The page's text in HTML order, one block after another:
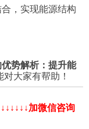
，实现能源结构
势解析：提升能
大家有帮助！
加微信咨询